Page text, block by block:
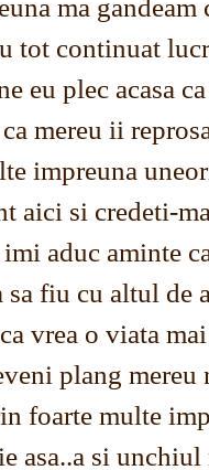
ma gandeam
tot continuat
eu plec acasa
mereu ii
impreuna
aici si credeti-
aduc aminte
sa fiu cu altul de
vrea o viata
plang mereu
foarte multe
asa..a si